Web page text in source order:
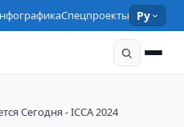
Спецпроекты Ру
Сегодня - ICCA 2024